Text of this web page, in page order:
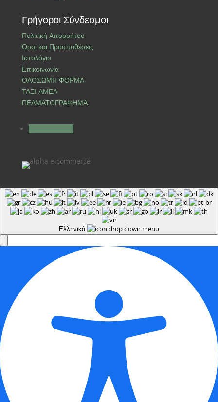
Γρήγοροι Σύνδεσμοι
Πολιτική Απορρήτου
Όροι και Προυποθέσεις
Ιστολόγιο
Επικοινωνία
ΟΛΟΣΩΜΗ ΦΟΡΜΑ
ΤΑΞΙ ΑΜΕΑ
ΠΕΛΜΑΤΟΓΡΑΦΗΜΑ
Ελληνικά